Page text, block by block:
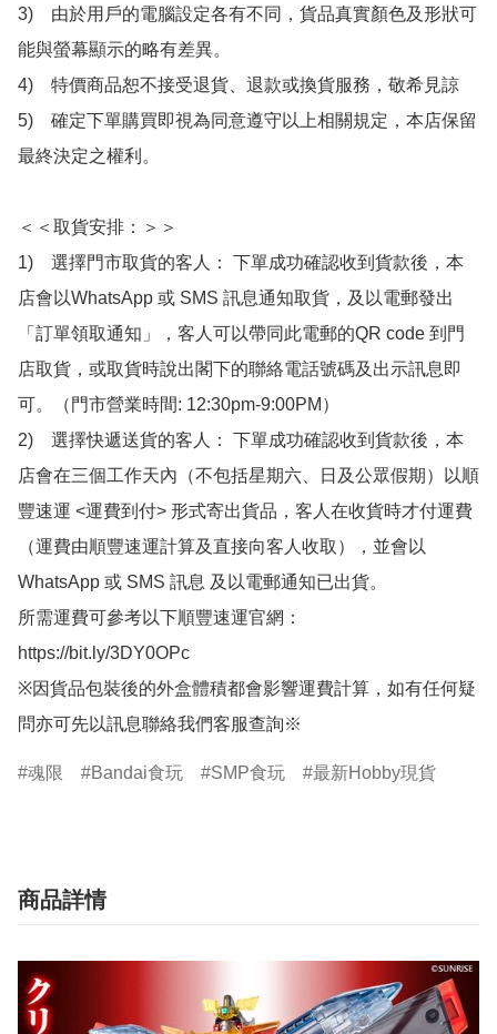
3)　由於用戶的電腦設定各有不同，貨品真實顏色及形狀可
能與螢幕顯示的略有差異。
4)　特價商品恕不接受退貨、退款或換貨服務，敬希見諒
5)　確定下單購買即視為同意遵守以上相關規定，本店保留
最終決定之權利。
＜＜取貨安排：＞＞
1)　選擇門市取貨的客人： 下單成功確認收到貨款後，本
店會以WhatsApp 或 SMS 訊息通知取貨，及以電郵發出
「訂單領取通知」，客人可以帶同此電郵的QR code 到門
店取貨，或取貨時說出閣下的聯絡電話號碼及出示訊息即
可。（門市營業時間: 12:30pm-9:00PM）
2)　選擇快遞送貨的客人： 下單成功確認收到貨款後，本
店會在三個工作天內（不包括星期六、日及公眾假期）以順
豐速運 <運費到付> 形式寄出貨品，客人在收貨時才付運費
（運費由順豐速運計算及直接向客人收取），並會以
WhatsApp 或 SMS 訊息 及以電郵通知已出貨。
所需運費可參考以下順豐速運官網：
https://bit.ly/3DY0OPc
※因貨品包裝後的外盒體積都會影響運費計算，如有任何疑
問亦可先以訊息聯絡我們客服查詢※
魂限 Bandai食玩 SMP食玩 最新Hobby現貨
商品詳情